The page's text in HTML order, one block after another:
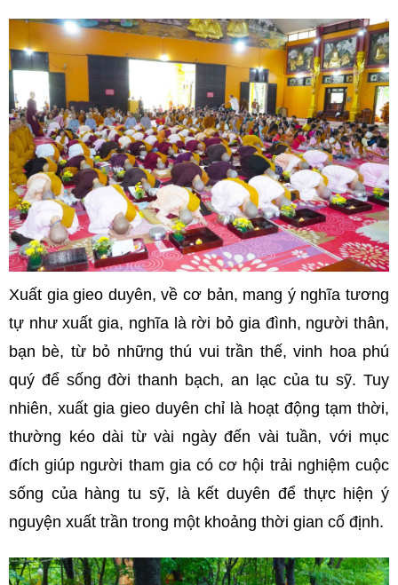
Xuất gia gieo duyên, về cơ bản, mang ý nghĩa tương
tự như xuất gia, nghĩa là rời bỏ gia đình, người thân,
bạn bè, từ bỏ những thú vui trần thế, vinh hoa phú
quý để sống đời thanh bạch, an lạc của tu sỹ. Tuy
nhiên, xuất gia gieo duyên chỉ là hoạt động tạm thời,
thường kéo dài từ vài ngày đến vài tuần, với mục
đích giúp người tham gia có cơ hội trải nghiệm cuộc
sống của hàng tu sỹ, là kết duyên để thực hiện ý
nguyện xuất trần trong một khoảng thời gian cố định.